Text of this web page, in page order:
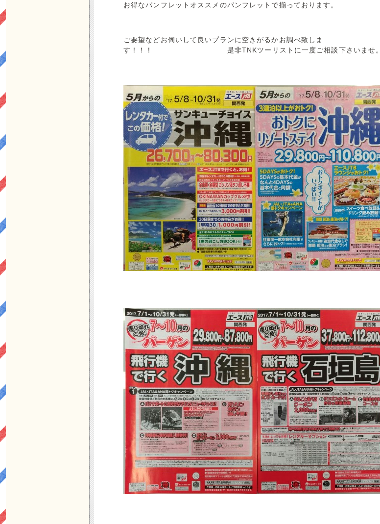
お得なパンフレットオススメのパンフレットで揃っております。
ご要望などお伺いして良いプランに空きがるかお調べ致しま
す！！！ 是非TNKツーリストに一度ご相談下さいませ。